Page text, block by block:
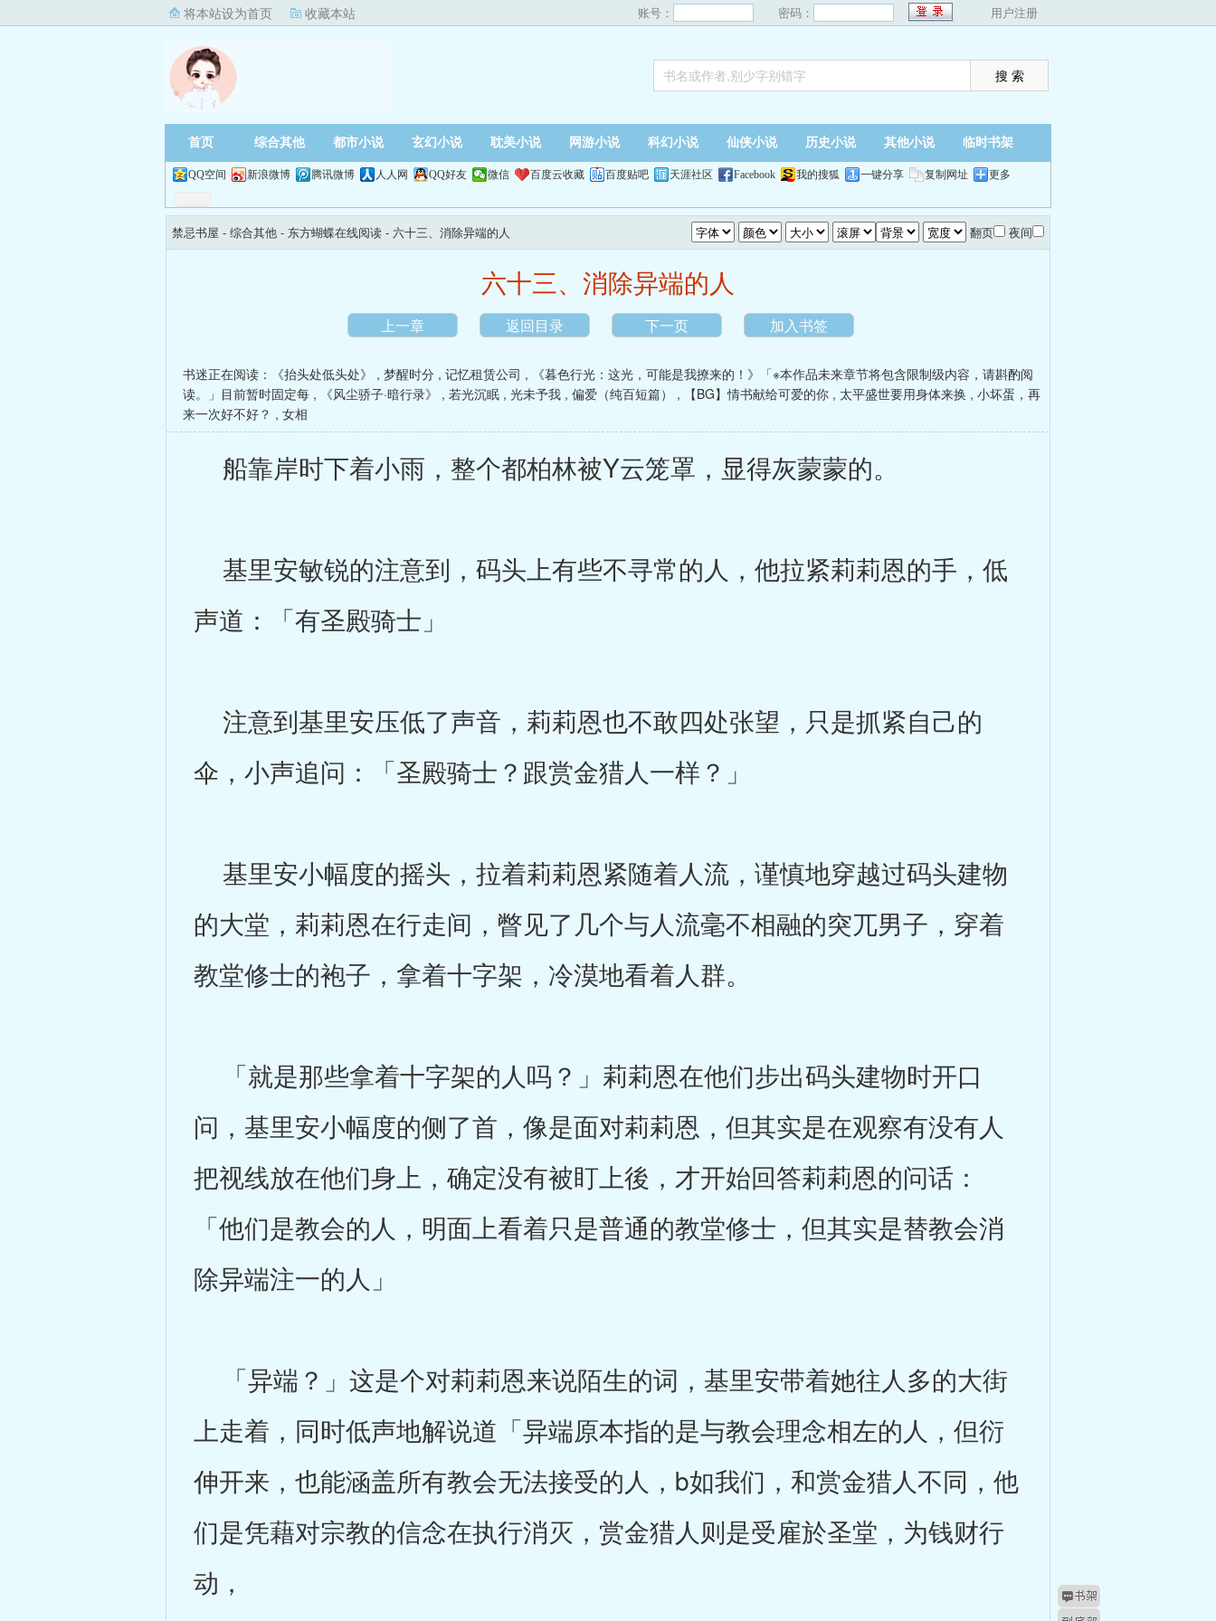
将本站设为首页 收藏本站 账号： 密码： 用户注册
首页 综合其他 都市小说 玄幻小说 耽美小说 网游小说 科幻小说 仙侠小说 历史小说 其他小说 临时书架
QQ空间 新浪微博 腾讯微博 人人网 QQ好友 微信 百度云收藏 百度贴吧 天涯社区 Facebook 我的搜狐 一键分享 复制网址 更多
禁忌书屋 - 综合其他 - 东方蝴蝶在线阅读 - 六十三、消除异端的人 翻页 夜间
六十三、消除异端的人
上一章 返回目录 下一页 加入书签
书迷正在阅读： 《抬头处低头处》 , 梦醒时分 , 记忆租赁公司 ,
《暮色行光：这光，可能是我撩来的！》「※本作品未来章节将包含限制级内容，请斟酌阅
读。」目前暂时固定每 , 《风尘骄子·暗行录》 , 若光沉眠 , 光未予我 , 偏爱（纯百短篇） , 【BG】情书献给可爱的你 , 太平盛世要用身体来换 , 小坏蛋，再
来一次好不好？ , 女相
船靠岸时下着小雨，整个都柏林被Y云笼罩，显得灰蒙蒙的。
基里安敏锐的注意到，码头上有些不寻常的人，他拉紧莉莉恩的手，低
声道：「有圣殿骑士」
注意到基里安压低了声音，莉莉恩也不敢四处张望，只是抓紧自己的
伞，小声追问：「圣殿骑士？跟赏金猎人一样？」
基里安小幅度的摇头，拉着莉莉恩紧随着人流，谨慎地穿越过码头建物
的大堂，莉莉恩在行走间，瞥见了几个与人流毫不相融的突兀男子，穿着
教堂修士的袍子，拿着十字架，冷漠地看着人群。
「就是那些拿着十字架的人吗？」莉莉恩在他们步出码头建物时开口
问，基里安小幅度的侧了首，像是面对莉莉恩，但其实是在观察有没有人
把视线放在他们身上，确定没有被盯上後，才开始回答莉莉恩的问话：
「他们是教会的人，明面上看着只是普通的教堂修士，但其实是替教会消
除异端注一的人」
「异端？」这是个对莉莉恩来说陌生的词，基里安带着她往人多的大街
上走着，同时低声地解说道「异端原本指的是与教会理念相左的人，但衍
伸开来，也能涵盖所有教会无法接受的人，b如我们，和赏金猎人不同，他
们是凭藉对宗教的信念在执行消灭，赏金猎人则是受雇於圣堂，为钱财行
动，